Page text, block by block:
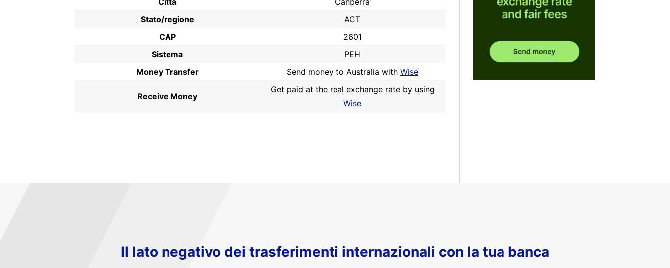
Città
Canberra
Stato/regione
ACT
CAP
2601
Sistema
PEH
Money Transfer
Send money to Australia with Wise
Receive Money
Get paid at the real exchange rate by using
Wise
Il lato negativo dei trasferimenti internazionali con la tua banca